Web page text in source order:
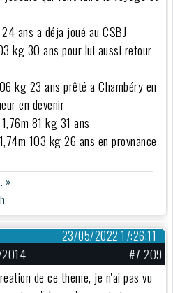
ans a déja joué au CSBJ
kg 30 ans pour lui aussi retour
kg 23 ans prêté a Chambéry en
en devenir
81 kg 31 ans
103 kg 26 ans en provnance
»
23/05/2022 17:26:11
#7 209
de ce theme, je n'ai pas vu